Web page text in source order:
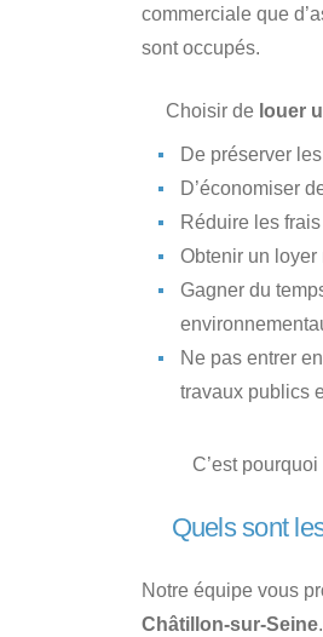
commerciale que
sont occupés.
Choisir de louer
De préserver
D’économiser
Réduire les
Obtenir un loyer
Gagner du
Ne pas entrer
travaux publics
C’est
Quels sont
Notre équipe vous
Châtillon-sur-Seine.